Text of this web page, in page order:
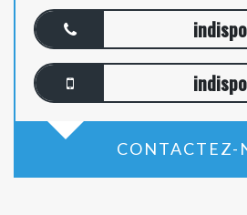
CONTACTEZ-